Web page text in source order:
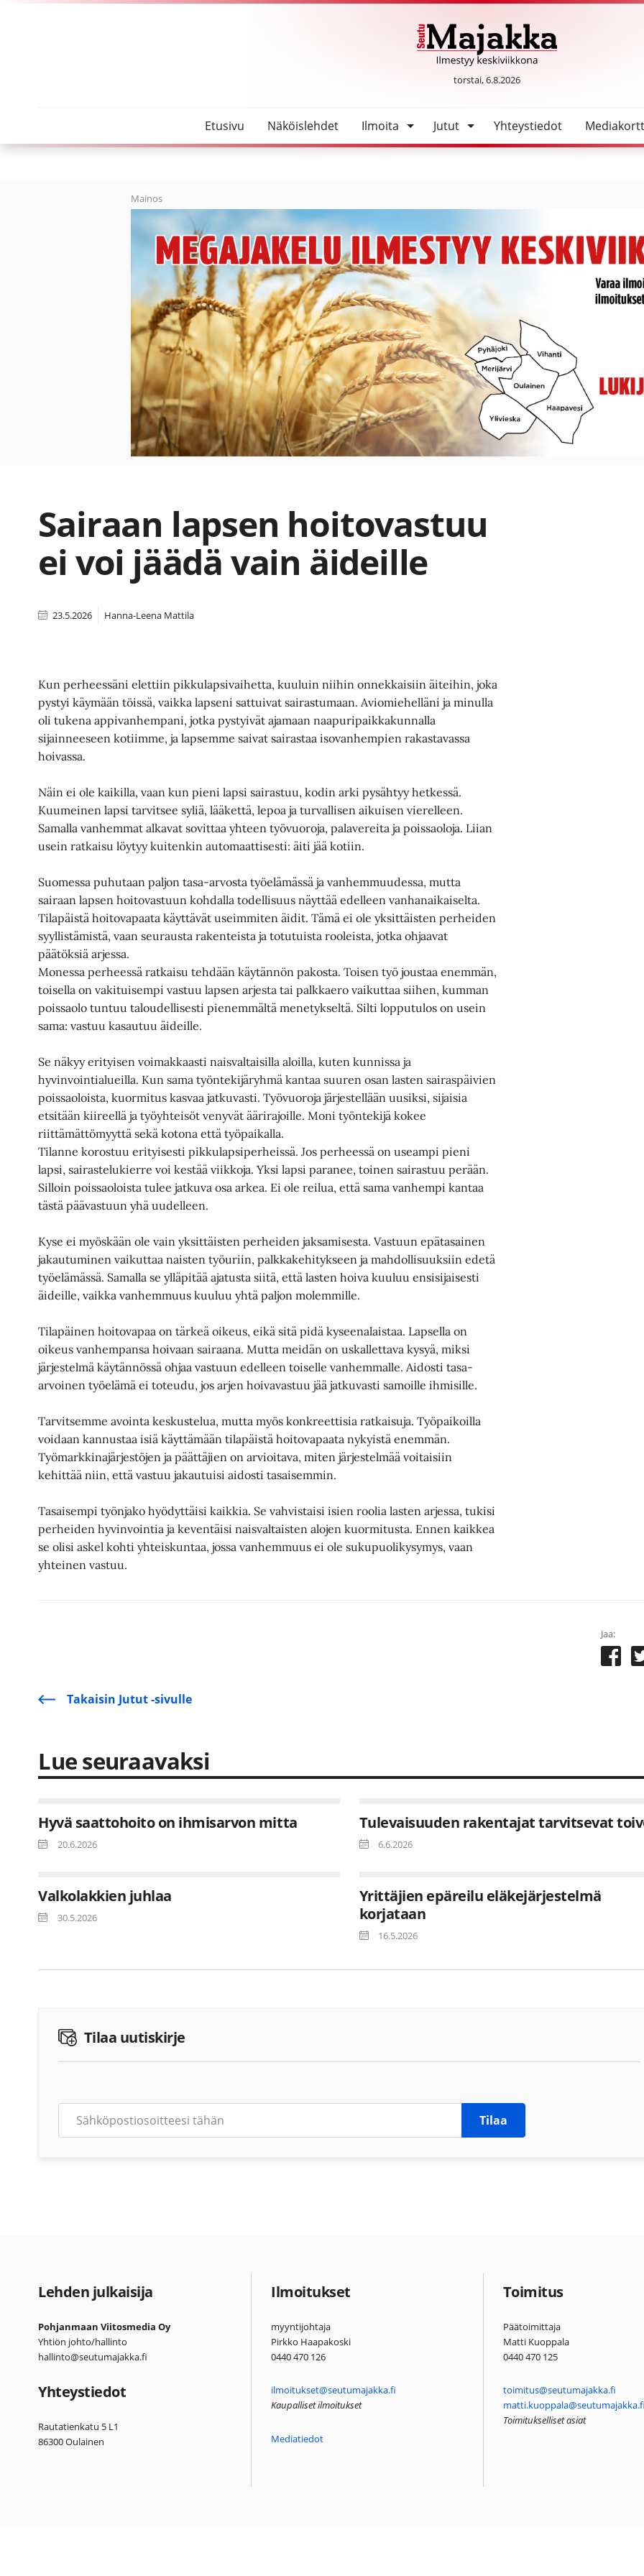
SeutuMajakka
torstai, 6.8.2026
Etusivu Näköislehdet Ilmoita Jutut Yhteystiedot
Mainos
Sairaan lapsen hoitovastuu
ei voi jäädä vain äideille
23.5.2026 Hanna-Leena Mattila
Kun perheessäni elettiin pikkulapsivaihetta, kuuluin niihin onnekkaisiin äiteihin, joka
pystyi käymään töissä, vaikka lapseni sattuivat sairastumaan. Aviomiehelläni ja minulla
oli tukena appivanhempani, jotka pystyivät ajamaan naapuripaikkakunnalla
sijainneeseen kotiimme, ja lapsemme saivat sairastaa isovanhempien rakastavassa
hoivassa.
Näin ei ole kaikilla, vaan kun pieni lapsi sairastuu, kodin arki pysähtyy hetkessä.
Kuumeinen lapsi tarvitsee syliä, lääkettä, lepoa ja turvallisen aikuisen vierelleen.
Samalla vanhemmat alkavat sovittaa yhteen työvuoroja, palavereita ja poissaoloja. Liian
usein ratkaisu löytyy kuitenkin automaattisesti: äiti jää kotiin.
Suomessa puhutaan paljon tasa-arvosta työelämässä ja vanhemmuudessa, mutta
sairaan lapsen hoitovastuun kohdalla todellisuus näyttää edelleen vanhanaikaiselta.
Tilapäistä hoitovapaata käyttävät useimmiten äidit. Tämä ei ole yksittäisten perheiden
syyllistämistä, vaan seurausta rakenteista ja totutuista rooleista, jotka ohjaavat
päätöksiä arjessa.
Monessa perheessä ratkaisu tehdään käytännön pakosta. Toisen työ joustaa enemmän,
toisella on vakituisempi vastuu lapsen arjesta tai palkkaero vaikuttaa siihen, kumman
poissaolo tuntuu taloudellisesti pienemmältä menetykseltä. Silti lopputulos on usein
sama: vastuu kasautuu äideille.
Se näkyy erityisen voimakkaasti naisvaltaisilla aloilla, kuten kunnissa ja
hyvinvointialueilla. Kun sama työntekijäryhmä kantaa suuren osan lasten sairaspäivien
poissaoloista, kuormitus kasvaa jatkuvasti. Työvuoroja järjestellään uusiksi, sijaisia
etsitään kiireellä ja työyhteisöt venyvät äärirajoille. Moni työntekijä kokee
riittämättömyyttä sekä kotona että työpaikalla.
Tilanne korostuu erityisesti pikkulapsiperheissä. Jos perheessä on useampi pieni
lapsi, sairastelukierre voi kestää viikkoja. Yksi lapsi paranee, toinen sairastuu perään.
Silloin poissaoloista tulee jatkuva osa arkea. Ei ole reilua, että sama vanhempi kantaa
tästä päävastuun yhä uudelleen.
Kyse ei myöskään ole vain yksittäisten perheiden jaksamisesta. Vastuun epätasainen
jakautuminen vaikuttaa naisten työuriin, palkkakehitykseen ja mahdollisuuksiin edetä
työelämässä. Samalla se ylläpitää ajatusta siitä, että lasten hoiva kuuluu ensisijaisesti
äideille, vaikka vanhemmuus kuuluu yhtä paljon molemmille.
Tilapäinen hoitovapaa on tärkeä oikeus, eikä sitä pidä kyseenalaistaa. Lapsella on
oikeus vanhempansa hoivaan sairaana. Mutta meidän on uskallettava kysyä, miksi
järjestelmä käytännössä ohjaa vastuun edelleen toiselle vanhemmalle. Aidosti tasa-
arvoinen työelämä ei toteudu, jos arjen hoivavastuu jää jatkuvasti samoille ihmisille.
Tarvitsemme avointa keskustelua, mutta myös konkreettisia ratkaisuja. Työpaikoilla
voidaan kannustaa isiä käyttämään tilapäistä hoitovapaata nykyistä enemmän.
Työmarkkinajärjestöjen ja päättäjien on arvioitava, miten järjestelmää voitaisiin
kehittää niin, että vastuu jakautuisi aidosti tasaisemmin.
Tasaisempi työnjako hyödyttäisi kaikkia. Se vahvistaisi isien roolia lasten arjessa, tukisi
perheiden hyvinvointia ja keventäisi naisvaltaisten alojen kuormitusta. Ennen kaikkea
se olisi askel kohti yhteiskuntaa, jossa vanhemmuus ei ole sukupuolikysymys, vaan
yhteinen vastuu.
Jaa:
Takaisin Jutut -sivulle
Lue seuraavaksi
Hyvä saattohoito on ihmisarvon mitta
20.6.2026
Tulevaisuuden rakentajat tarvitsevat
6.6.2026
Valkolakkien juhlaa
30.5.2026
Yrittäjien epäreilu eläkejärjestelmä
korjataan
16.5.2026
Tilaa uutiskirje
Tilaa
Lehden julkaisija
Pohjanmaan Viitosmedia Oy
Yhtiön johto/hallinto
hallinto@seutumajakka.fi
Yhteystiedot
Rautatienkatu 5 L1
86300 Oulainen
Ilmoitukset
myyntijohtaja
Pirkko Haapakoski
0440 470 126
ilmoitukset@seutumajakka.fi
Kaupalliset ilmoitukset
Mediatiedot
Toimitus
Päätoimittaja
Matti Kuoppala
0440 470 125
toimitus@seutumajakka.fi
Toimitukselliset asiat